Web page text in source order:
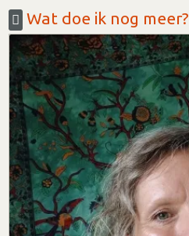
Wat doe ik nog meer?